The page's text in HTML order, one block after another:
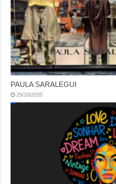
PAULA SARALEGUI
29/10/2020